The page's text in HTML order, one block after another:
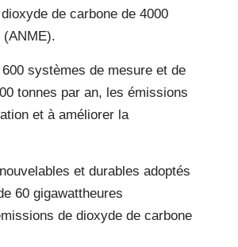
de carbone de 4000
(ANME).
systèmes de mesure et de
tonnes par an, les émissions
et à améliorer la
et durables adoptés
60 gigawattheures
de dioxyde de carbone